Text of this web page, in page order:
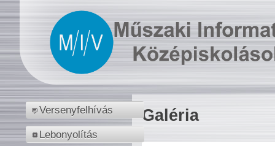
Versenyfelhívás
Lebonyolítás
Galéria